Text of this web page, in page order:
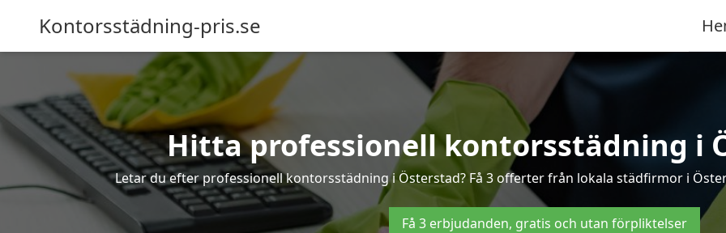
Kontorsstädning-pris.se
Hitta professionell kontorsstädning i
Letar du efter professionell kontorsstädning i Österstad? Få 3 offerter från lokala städfirmor i
Få 3 erbjudanden, gratis och utan förpliktelser